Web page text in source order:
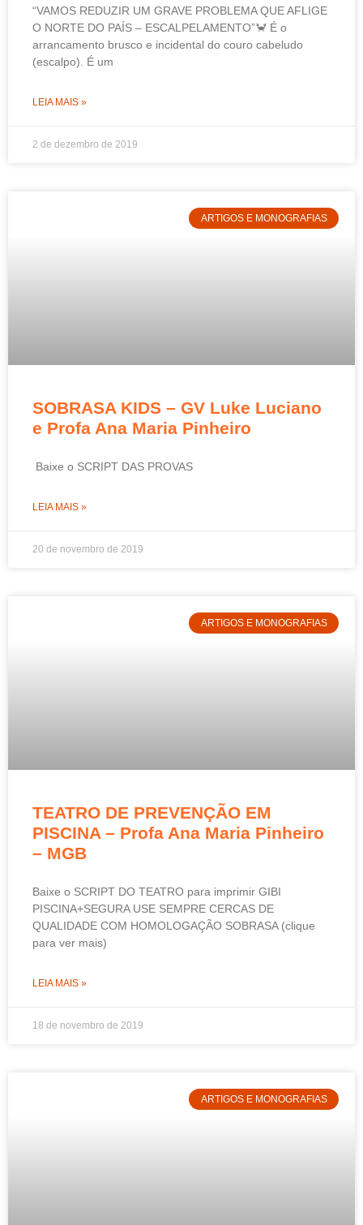
“VAMOS REDUZIR UM GRAVE PROBLEMA QUE AFLIGE
O NORTE DO PAÍS – ESCALPELAMENTO”🦀 É o
arrancamento brusco e incidental do couro cabeludo
(escalpo). É um
LEIA MAIS »
2 de dezembro de 2019
ARTIGOS E MONOGRAFIAS
SOBRASA KIDS – GV Luke Luciano
e Profa Ana Maria Pinheiro
Baixe o SCRIPT DAS PROVAS
LEIA MAIS »
20 de novembro de 2019
ARTIGOS E MONOGRAFIAS
TEATRO DE PREVENÇÃO EM
PISCINA – Profa Ana Maria Pinheiro
– MGB
Baixe o SCRIPT DO TEATRO para imprimir GIBI
PISCINA+SEGURA USE SEMPRE CERCAS DE
QUALIDADE COM HOMOLOGAÇÃO SOBRASA (clique
para ver mais)
LEIA MAIS »
18 de novembro de 2019
ARTIGOS E MONOGRAFIAS